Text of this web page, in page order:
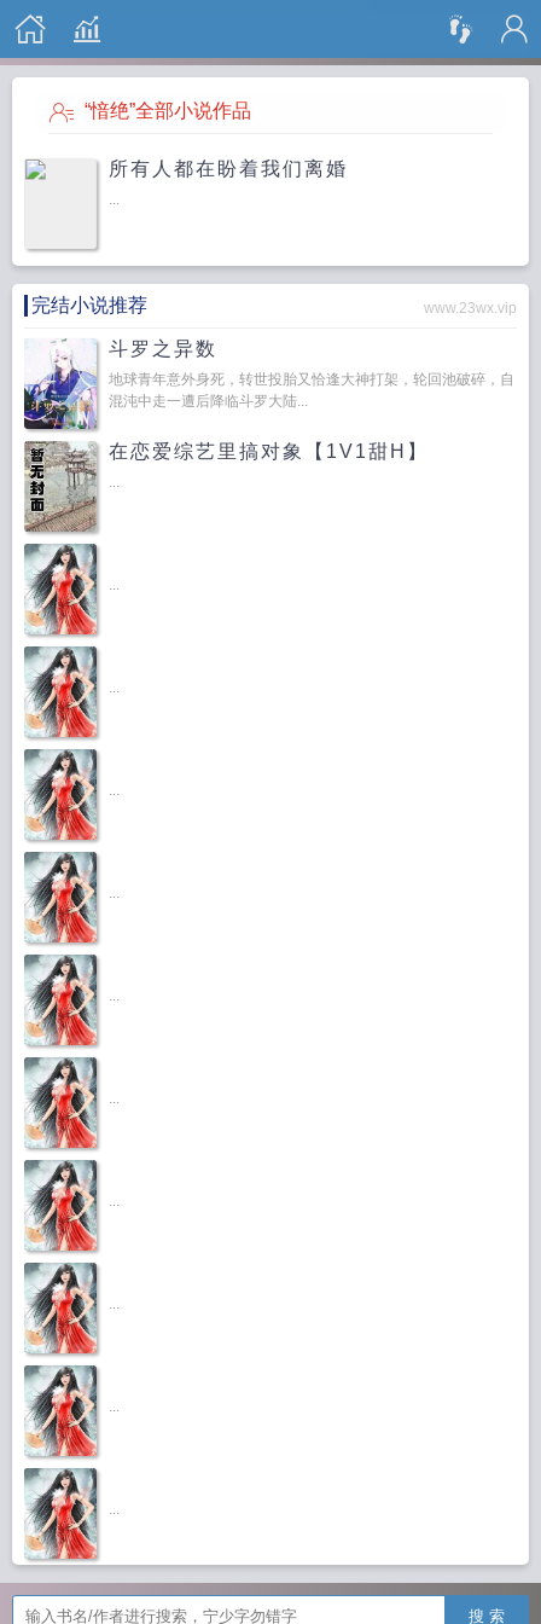
搜 索
“愔绝”全部小说作品
所有人都在盼着我们离婚
...
完结小说推荐 www.23wx.vip
斗罗之异数
地球青年意外身死，转世投胎又恰逢大神打架，轮回池破碎，自
混沌中走一遭后降临斗罗大陆...
在恋爱综艺里搞对象【1V1甜H】
...
...
...
...
...
...
...
...
...
...
...
搜 索